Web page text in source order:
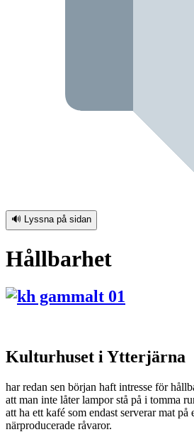
🔊 Lyssna på sidan
Hållbarhet
Kulturhuset i Ytterjärna
har redan sen början haft intresse för
att man inte låter lampor stå på i tomma
att ha ett kafé som endast serverar mat på
närproducerade råvaror.